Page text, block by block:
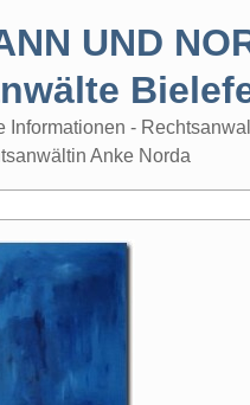
UND
Informationen -
Anke Norda